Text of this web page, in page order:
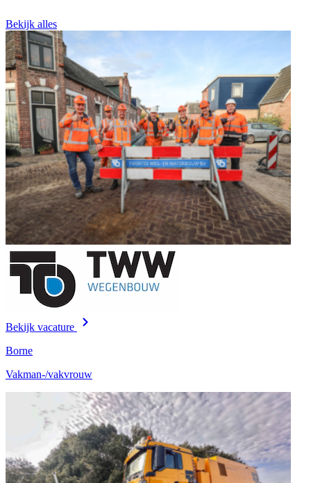
Bekijk alles
Bekijk vacature
Borne
Vakman-/vakvrouw